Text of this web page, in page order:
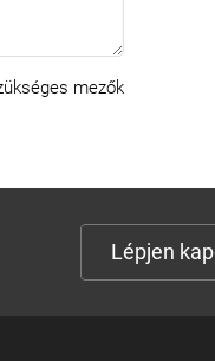
mezők
Lépjen